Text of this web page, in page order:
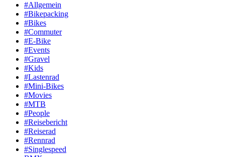
#Allgemein
#Bikepacking
#Bikes
#Commuter
#E-Bike
#Events
#Gravel
#Kids
#Lastenrad
#Mini-Bikes
#Movies
#MTB
#People
#Reisebericht
#Reiserad
#Rennrad
#Singlespeed